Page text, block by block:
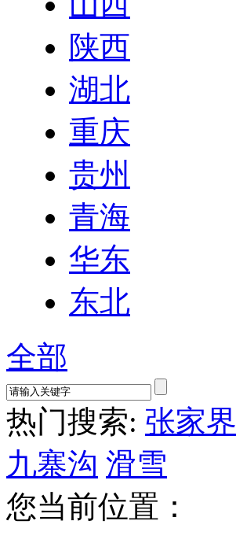
陕西
湖北
重庆
贵州
青海
华东
东北
全部
热门搜索: 张家界
九寨沟 滑雪
您当前位置：